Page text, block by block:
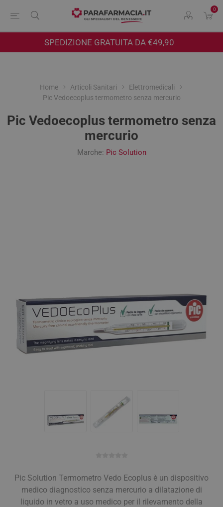
0
SPEDIZIONE GRATUITA DA €49,90
Home Articoli Sanitari
Elettromedicali
Pic Vedoecoplus termometro senza mercurio
Pic Vedoecoplus termometro senza
mercurio
Marche: Pic Solution
Pic Solution Termometro Vedo Ecoplus è un dispositivo
medico diagnostico senza mercurio a dilatazione di
liquido in vetro a uso medico per il rilevamento della